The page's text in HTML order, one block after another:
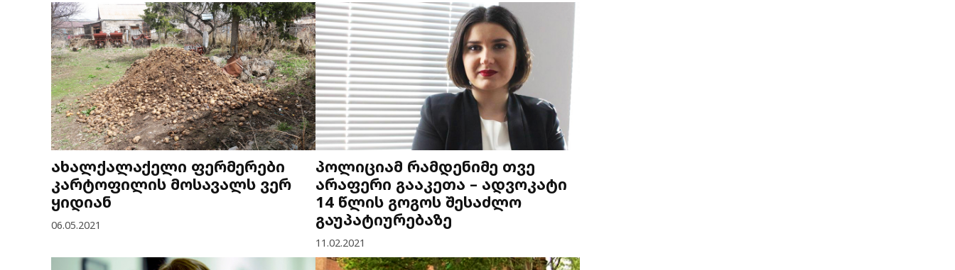
ახალქალაქელი ფერმერები
კარტოფილის მოსავალს ვერ
ყიდიან
06.05.2021
პოლიციამ რამდენიმე თვე
არაფერი გააკეთა – ადვოკატი
14 წლის გოგოს შესაძლო
გაუპატიურებაზე
11.02.2021